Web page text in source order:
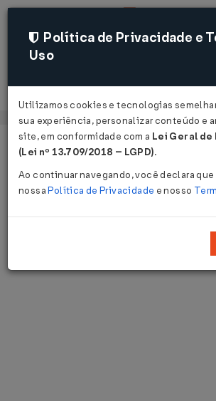
Página Inicial Notícias
Notícias
Disponibilizamos as últimas notícias e
Política de Privacidade e
Uso
Utilizamos cookies e tecnologias
sua experiência, personalizar conteúdo e
site, em conformidade com a Lei Geral de
(Lei nº 13.709/2018 – LGPD).
Ao continuar navegando, você declara
nossaPolítica de Privacidade e nosso